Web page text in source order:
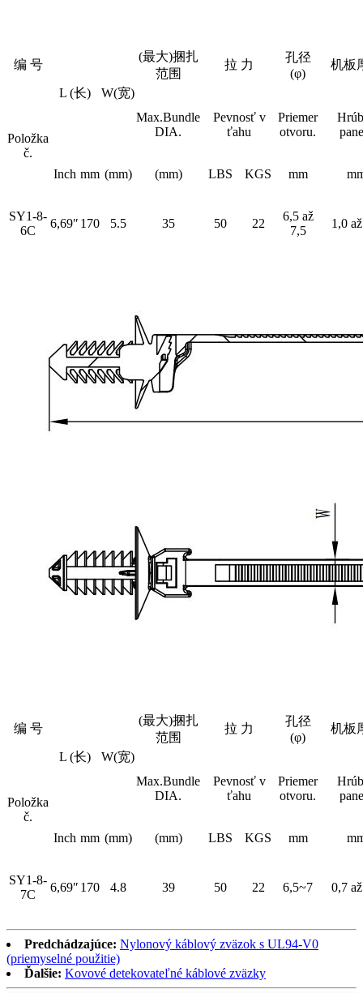
编 号
L (长) W(宽)
(最大)捆扎
范围
拉 力
孔径
(φ)
机板
Položka
č.
Max.Bundle
DIA.
Pevnosť v
ťahu
Priemer
otvoru.
Inch mm (mm) (mm) LBS KGS mm
SY1-8-
6C
6,69″ 170 5.5 35 50 22
6,5 až
7,5
1,0
编 号
L (长) W(宽)
(最大)捆扎
范围
拉 力
孔径
(φ)
机板
Položka
č.
Max.Bundle
DIA.
Pevnosť v
ťahu
Priemer
otvoru.
Inch mm (mm) (mm) LBS KGS mm
SY1-8-
7C
6,69″ 170 4.8 39 50 22 6,5~7 0,7
Predchádzajúce: Nylonový káblový zväzok s UL94-V0
(priemyselné použitie)
Ďalšie: Kovové detekovateľné káblové zväzky